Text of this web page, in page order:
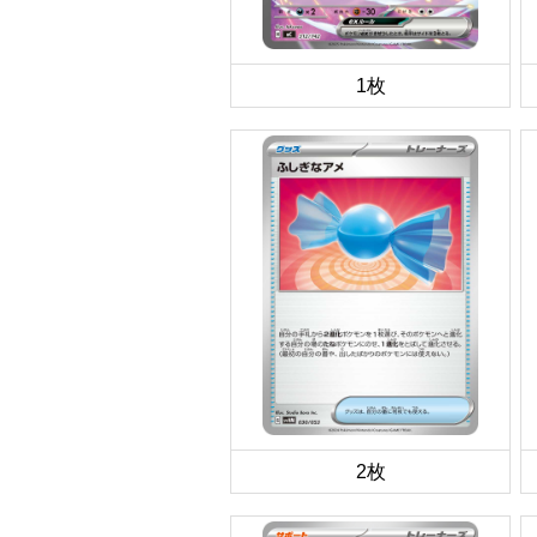
1枚
2枚